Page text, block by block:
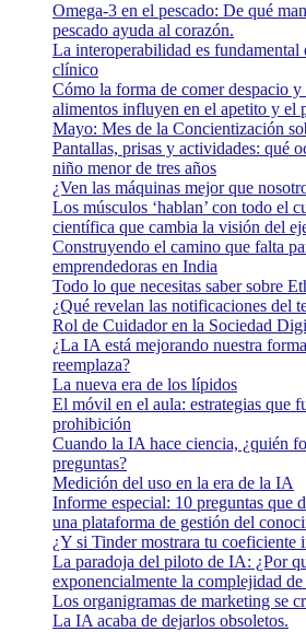
Omega-3 en el pescado: De qué
pescado ayuda al corazón.
La interoperabilidad es fundamental
clínico
Cómo la forma de comer despacio
alimentos influyen en el apetito y el
Mayo: Mes de la Concientización
Pantallas, prisas y actividades: qué
niño menor de tres años
¿Ven las máquinas mejor que
Los músculos ‘hablan’ con todo el
científica que cambia la visión del
Construyendo el camino que falta
emprendedoras en India
Todo lo que necesitas saber sobre
¿Qué revelan las notificaciones del
Rol de Cuidador en la Sociedad
¿La IA está mejorando nuestra
reemplaza?
La nueva era de los lípidos
El móvil en el aula: estrategias que
prohibición
Cuando la IA hace ciencia, ¿quién
preguntas?
Medición del uso en la era de la IA
Informe especial: 10 preguntas que
una plataforma de gestión del
¿Y si Tinder mostrara tu coeficiente
La paradoja del piloto de IA: ¿Por
exponencialmente la complejidad
Los organigramas de marketing se
La IA acaba de dejarlos obsoletos.